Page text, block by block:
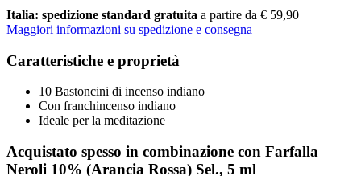
Italia: spedizione standard gratuita a partire da € 59,90
Maggiori informazioni su spedizione e consegna
Caratteristiche e proprietà
10 Bastoncini di incenso indiano
Con franchincenso indiano
Ideale per la meditazione
Acquistato spesso in combinazione con Farfalla
Neroli 10% (Arancia Rossa) Sel., 5 ml